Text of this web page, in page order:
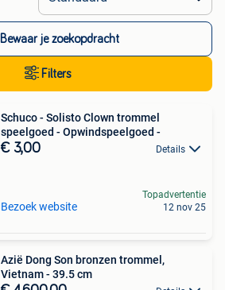
Bewaar je zoekopdracht
Filters
Schuco - Solisto Clown trommel
speelgoed - Opwindspeelgoed -
€ 3,00 Details
Bezoek website
Topadvertentie
12 nov 25
Azië Dong Son bronzen trommel,
Vietnam - 39.5 cm